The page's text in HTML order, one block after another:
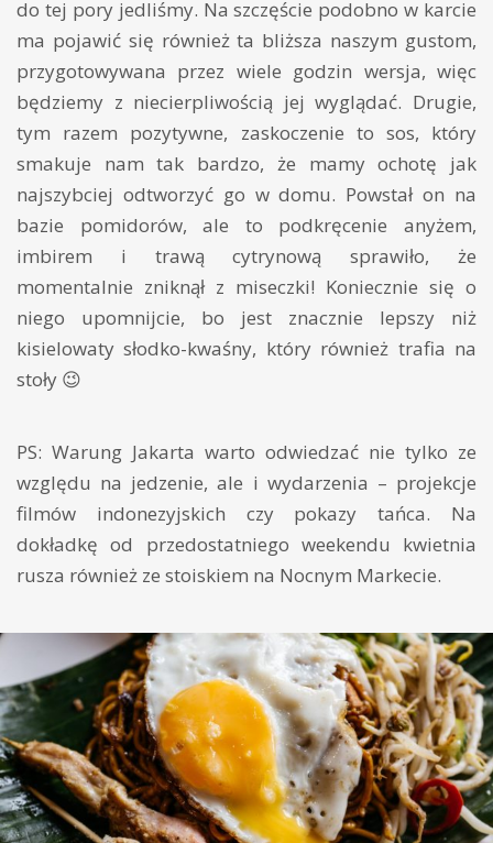
do tej pory jedliśmy. Na szczęście podobno w karcie
ma pojawić się również ta bliższa naszym gustom,
przygotowywana przez wiele godzin wersja, więc
będziemy z niecierpliwością jej wyglądać. Drugie,
tym razem pozytywne, zaskoczenie to sos, który
smakuje nam tak bardzo, że mamy ochotę jak
najszybciej odtworzyć go w domu. Powstał on na
bazie pomidorów, ale to podkręcenie anyżem,
imbirem i trawą cytrynową sprawiło, że
momentalnie zniknął z miseczki! Koniecznie się o
niego upomnijcie, bo jest znacznie lepszy niż
kisielowaty słodko-kwaśny, który również trafia na
stoły 😉
PS: Warung Jakarta warto odwiedzać nie tylko ze
względu na jedzenie, ale i wydarzenia – projekcje
filmów indonezyjskich czy pokazy tańca. Na
dokładkę od przedostatniego weekendu kwietnia
rusza również ze stoiskiem na Nocnym Markecie.